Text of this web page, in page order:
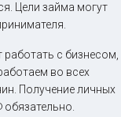
Цели займа могут
с бизнесом,
во всех
Получение личных